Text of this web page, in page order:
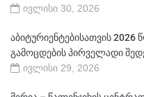
ივლისი 30, 2026
აბიტურიენტებისათვის
გამოცდების პირველადი
ივლისი 29, 2026